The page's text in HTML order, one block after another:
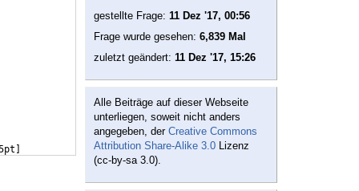
gestellte Frage: 11 Dez '17, 00:56
Frage wurde gesehen: 6,839 Mal
zuletzt geändert: 11 Dez '17, 15:26
Alle Beiträge auf dieser Webseite
unterliegen, soweit nicht anders
angegeben, der Creative Commons
Attribution Share-Alike 3.0 Lizenz
(cc-by-sa 3.0).